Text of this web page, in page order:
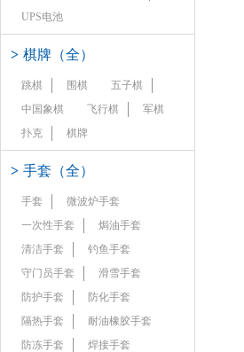
UPS电池
> 棋牌（全）
跳棋 围棋
五子棋
中国象棋
飞行棋
军棋
扑克
棋牌
> 手套（全）
手套
微波炉手套
一次性手套
焗油手套
清洁手套
钓鱼手套
守门员手套
滑雪手套
防护手套
防化手套
隔热手套
耐油橡胶手套
防冻手套
焊接手套